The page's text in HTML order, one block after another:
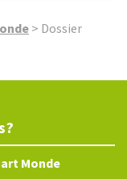
> Dossier
Monde